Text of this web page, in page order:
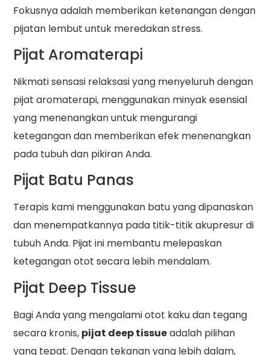
Fokusnya adalah memberikan ketenangan dengan
pijatan lembut untuk meredakan stress.
Pijat Aromaterapi
Nikmati sensasi relaksasi yang menyeluruh dengan
pijat aromaterapi, menggunakan minyak esensial
yang menenangkan untuk mengurangi
ketegangan dan memberikan efek menenangkan
pada tubuh dan pikiran Anda.
Pijat Batu Panas
Terapis kami menggunakan batu yang dipanaskan
dan menempatkannya pada titik-titik akupresur di
tubuh Anda. Pijat ini membantu melepaskan
ketegangan otot secara lebih mendalam.
Pijat Deep Tissue
Bagi Anda yang mengalami otot kaku dan tegang
secara kronis, pijat deep tissueadalah pilihan
yang tepat. Dengan tekanan yang lebih dalam,